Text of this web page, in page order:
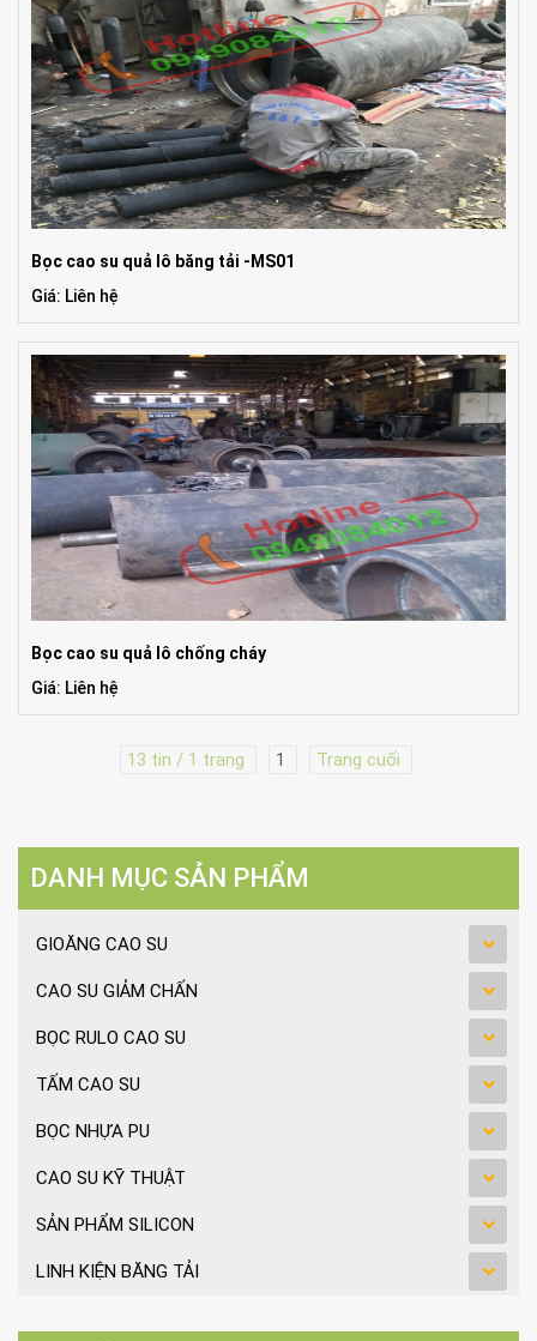
Bọc cao su quả lô băng tải -MS01
Giá: Liên hệ
Bọc cao su quả lô chống cháy
Giá: Liên hệ
13 tin / 1 trang 1 Trang cuối
DANH MỤC SẢN PHẨM
GIOĂNG CAO SU
CAO SU GIẢM CHẤN
BỌC RULO CAO SU
TẤM CAO SU
BỌC NHỰA PU
CAO SU KỸ THUẬT
SẢN PHẨM SILICON
LINH KIỆN BĂNG TẢI